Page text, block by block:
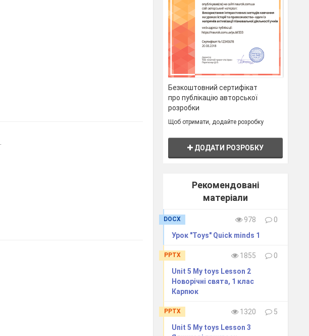
Безкоштовний сертифікат
про публікацію авторської
розробки
Щоб отримати, додайте розробку
ДОДАТИ РОЗРОБКУ
Рекомендовані
матеріали
DOCX 978
0
Урок "Toys" Quick minds 1
PPTX 1855
0
Unit 5 My toys Lesson 2
Новорічні свята, 1 клас
Карпюк
PPTX 1320
5
Unit 5 My toys Lesson 3